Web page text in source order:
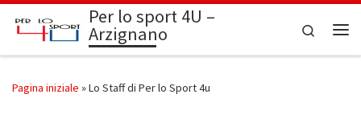
Passa al contenutoPer lo sport 4U –
Arzignano
Search
Pagina iniziale »Lo Staff di Per lo Sport 4u